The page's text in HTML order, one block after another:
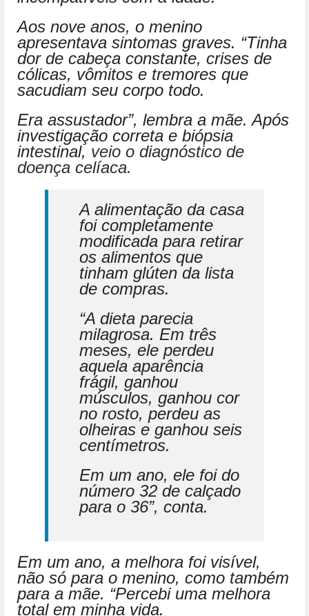
Aos nove anos, o menino
apresentava sintomas graves. “Tinha
dor de cabeça constante, crises de
cólicas, vômitos e tremores que
sacudiam seu corpo todo.
Era assustador”, lembra a mãe. Após
investigação correta e biópsia
intestinal, veio o diagnóstico de
doença celíaca.
A alimentação da casa
foi completamente
modificada para retirar
os alimentos que
tinham glúten da lista
de compras.
“A dieta parecia
milagrosa. Em três
meses, ele perdeu
aquela aparência
frágil, ganhou
músculos, ganhou cor
no rosto, perdeu as
olheiras e ganhou seis
centímetros.
Em um ano, ele foi do
número 32 de calçado
para o 36”, conta.
Em um ano, a melhora foi visível,
não só para o menino, como também
para a mãe. “Percebi uma melhora
total em minha vida.